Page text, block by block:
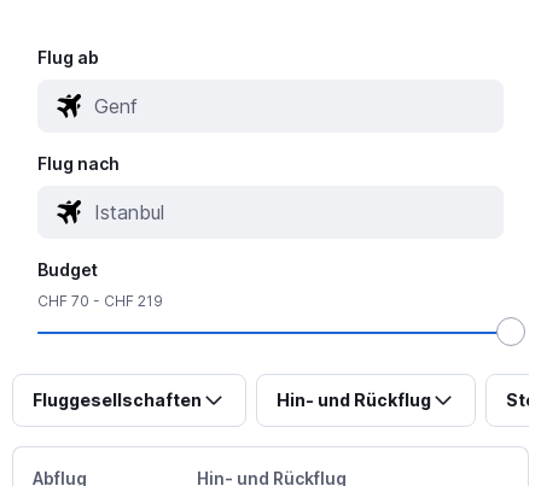
Flug ab
Flug nach
Budget
CHF 70 - CHF 219
Fluggesellschaften Hin- und Rückflug
Abflug Hin- und Rückflug